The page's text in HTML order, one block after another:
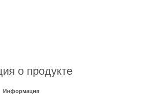
о продукте
Информация